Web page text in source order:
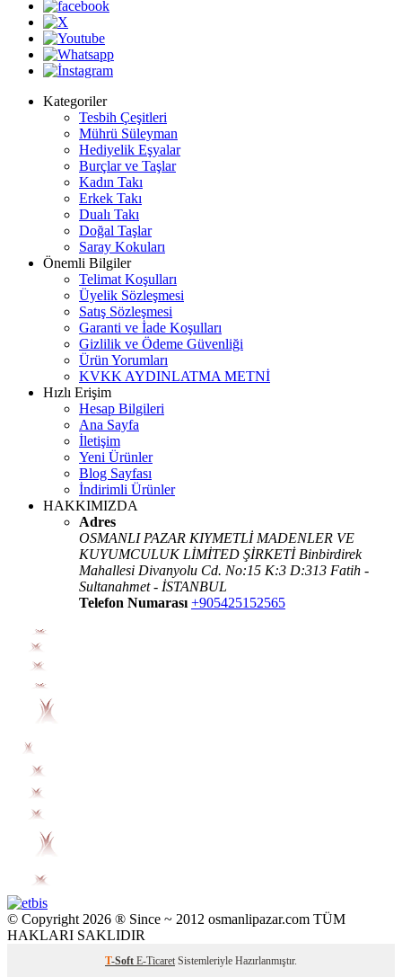
Kategoriler
Tesbih Çeşitleri
Mührü Süleyman
Hediyelik Eşyalar
Burçlar ve Taşlar
Kadın Takı
Erkek Takı
Dualı Takı
Doğal Taşlar
Saray Kokuları
Önemli Bilgiler
Telimat Koşulları
Üyelik Sözleşmesi
Satış Sözleşmesi
Garanti ve İade Koşulları
Gizlilik ve Ödeme Güvenliği
Ürün Yorumları
KVKK AYDINLATMA METNİ
Hızlı Erişim
Hesap Bilgileri
Ana Sayfa
İletişim
Yeni Ürünler
Blog Sayfası
İndirimli Ürünler
HAKKIMIZDA
Adres
OSMANLI PAZAR KIYMETLİ MADENLER VE
KUYUMCULUK LİMİTED ŞİRKETİ Binbirdirek
Mahallesi Divanyolu Cd. No:15 K:3 D:313 Fatih -
Sultanahmet - İSTANBUL
Telefon Numarası +905425152565
© Copyright 2026 ® Since ~ 2012 osmanlipazar.com TÜM
HAKLARI SAKLIDIR
T-Soft E-Ticaret Sistemleriyle Hazırlanmıştır.